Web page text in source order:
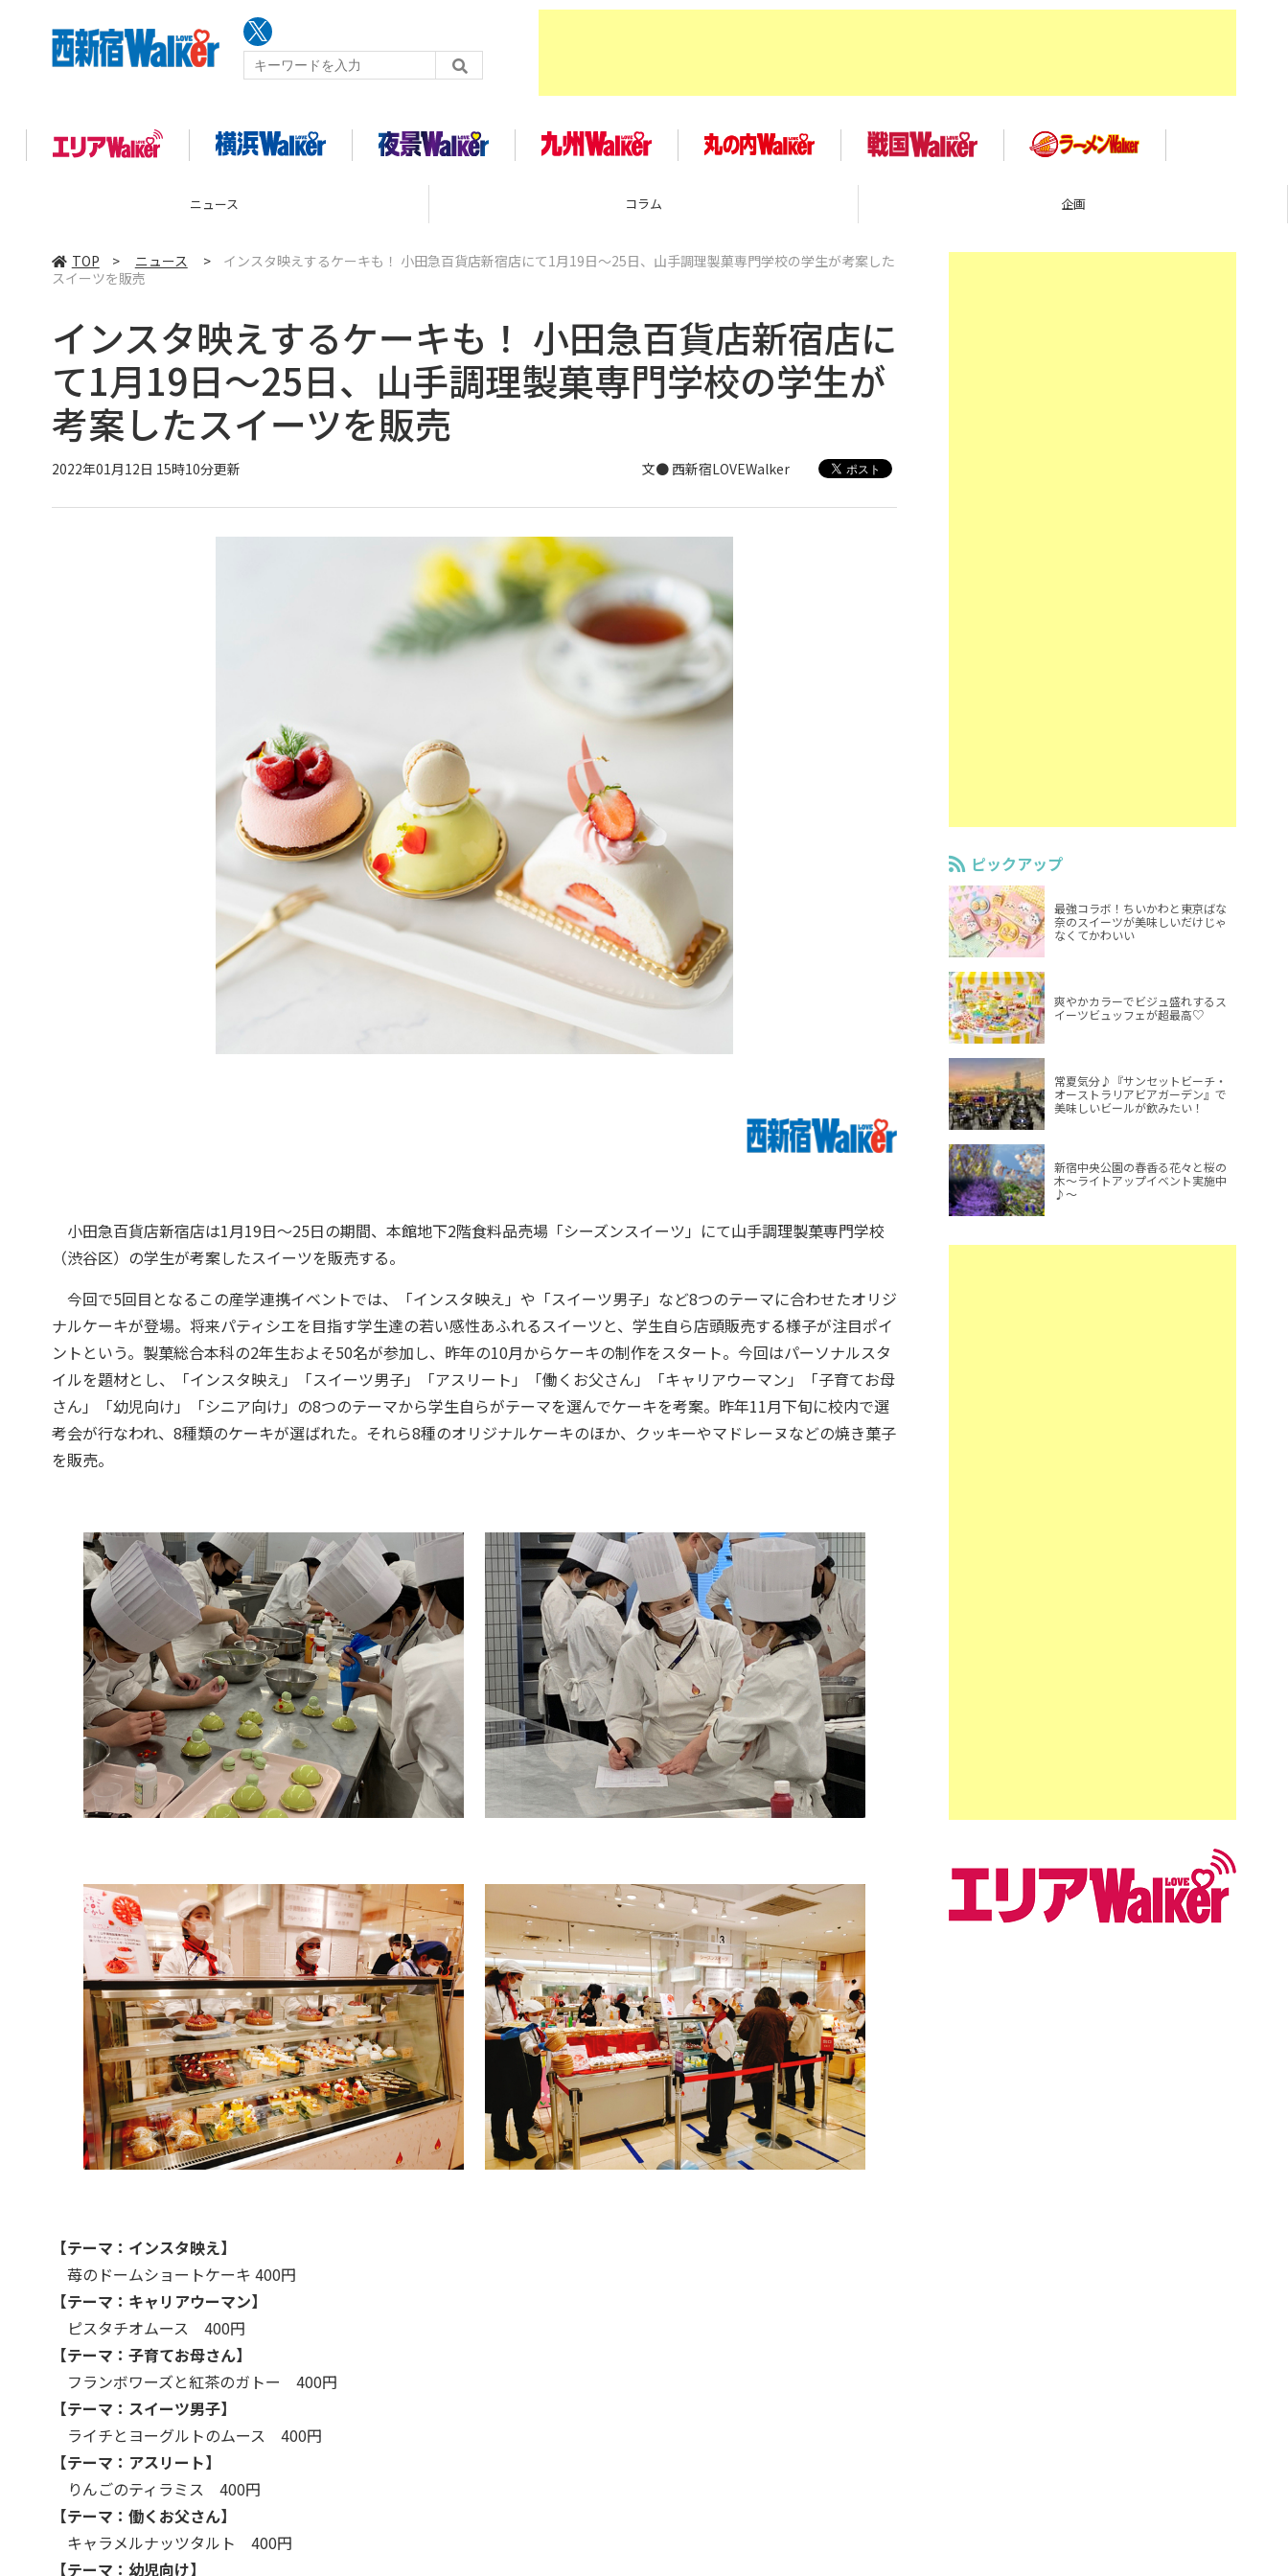
TOP > ニュース >
インスタ映えするケーキも！ 小田急百貨店新宿店にて1月19日～25日、山手調理製菓専門学校の学生が考案した
スイーツを販売
インスタ映えするケーキも！ 小田急百貨店新宿店に
て1月19日～25日、山手調理製菓専門学校の学生が
考案したスイーツを販売
2022年01月12日 15時10分更新 文● 西新宿LOVEWalker
小田急百貨店新宿店は1月19日～25日の期間、本館地下2階食料品売場「シーズンスイーツ」にて山手調理製菓専門学校
（渋谷区）の学生が考案したスイーツを販売する。
今回で5回目となるこの産学連携イベントでは、「インスタ映え」や「スイーツ男子」など8つのテーマに合わせたオリジ
ナルケーキが登場。将来パティシエを目指す学生達の若い感性あふれるスイーツと、学生自ら店頭販売する様子が注目ポイ
ントという。製菓総合本科の2年生およそ50名が参加し、昨年の10月からケーキの制作をスタート。今回はパーソナルスタ
イルを題材とし、「インスタ映え」「スイーツ男子」「アスリート」「働くお父さん」「キャリアウーマン」「子育てお母
さん」「幼児向け」「シニア向け」の8つのテーマから学生自らがテーマを選んでケーキを考案。昨年11月下旬に校内で選
考会が行なわれ、8種類のケーキが選ばれた。それら8種のオリジナルケーキのほか、クッキーやマドレーヌなどの焼き菓子
を販売。
【テーマ：インスタ映え】
苺のドームショートケーキ 400円
【テーマ：キャリアウーマン】
ピスタチオムース 400円
【テーマ：子育てお母さん】
フランボワーズと紅茶のガトー 400円
【テーマ：スイーツ男子】
ライチとヨーグルトのムース 400円
【テーマ：アスリート】
りんごのティラミス 400円
【テーマ：働くお父さん】
キャラメルナッツタルト 400円
【テーマ：幼児向け】
ピックアップ
最強コラボ！ちいかわと東京ばな
奈のスイーツが美味しいだけじゃ
なくてかわいい
爽やかカラーでビジュ盛れするス
イーツビュッフェが超最高♡
常夏気分♪『サンセットビーチ・
オーストラリアビアガーデン』で
美味しいビールが飲みたい！
新宿中央公園の春香る花々と桜の
木～ライトアップイベント実施中
♪～